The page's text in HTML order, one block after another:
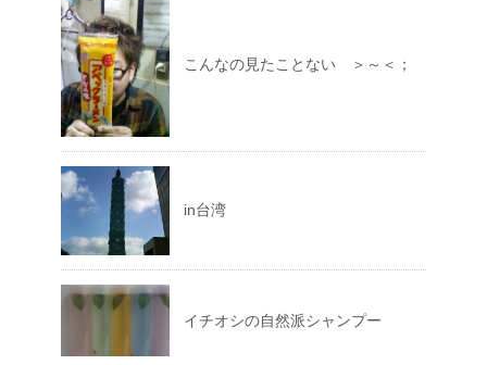
こんなの見たことない ＞～＜；
in台湾
イチオシの自然派シャンプー